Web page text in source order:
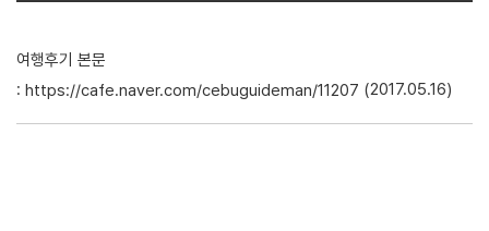
여행후기 본문
: https://cafe.naver.com/cebuguideman/11207 (2017.05.16)